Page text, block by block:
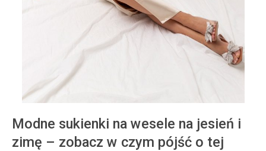
Modne sukienki na wesele na jesień i
zimę – zobacz w czym pójść o tej